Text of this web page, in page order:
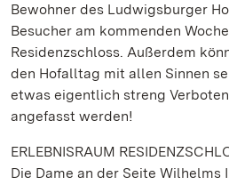
Bewohner des Ludwigsburger
Besucher am kommenden
Residenzschloss. Außerdem
den Hofalltag mit allen Sinnen
etwas eigentlich streng
angefasst werden!
ERLEBNISRAUM
Die Dame an der Seite Wilhelms